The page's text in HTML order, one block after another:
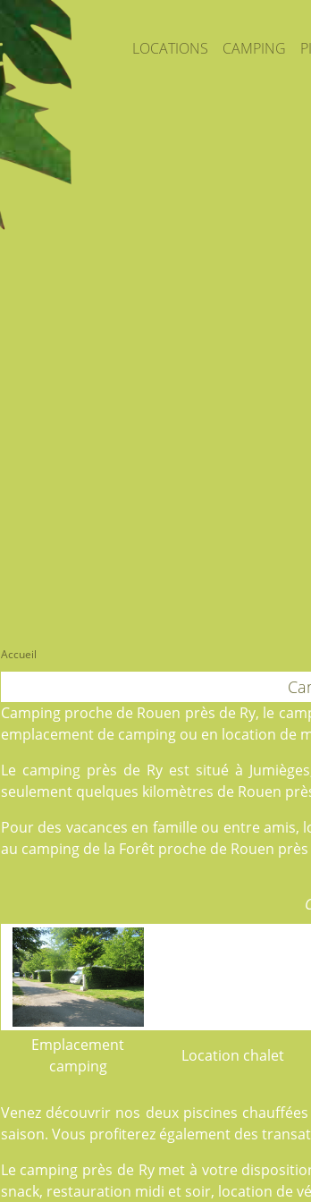
LOCATIONS CAMPING
Accueil
Camping proche de Rouen près de Ry, le
emplacement de campingou en location de
Le camping près de Ry est situé à
seulement quelques kilomètres de Rouen
Pour des vacances en famille ou entre
au camping de la Forêt proche de Rouen près
Emplacement
camping
Location chalet
Venez découvrir nos deux piscines
saison. Vous profiterez également des
Le camping près de Ry met à votre
snack, restauration midi et soir, location de